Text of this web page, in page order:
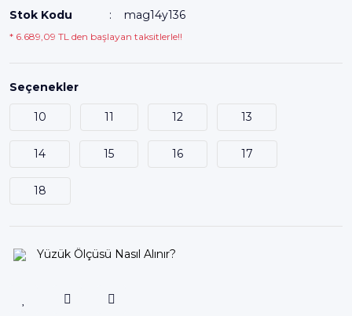
Stok Kodu
mag14y136
* 6.689,09 TL den başlayan taksitlerle!!
Seçenekler
10 11 12 13
14 15 16 17
18
Yüzük Ölçüsü Nasıl Alınır?